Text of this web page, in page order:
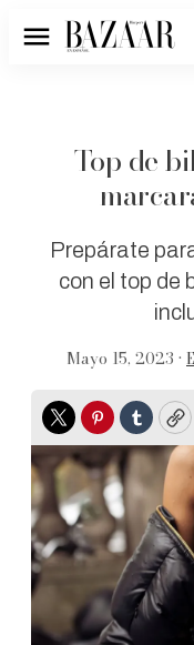
Menú
Top de
Prepárate
con el top de
Mayo 15, 2023 •
TwitterPinterest
Tumblr